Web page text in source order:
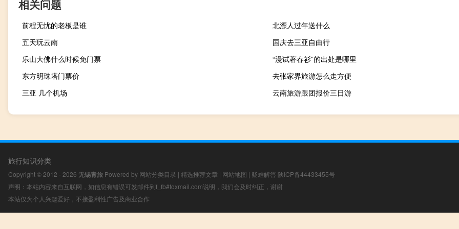
相关问题
前程无忧的老板是谁
北漂人过年送什么
五天玩云南
国庆去三亚自由行
乐山大佛什么时候免门票
“漫试著春衫”的出处是哪里
东方明珠塔门票价
去张家界旅游怎么走方便
三亚 几个机场
云南旅游跟团报价三日游
旅行知识分类
Copyright © 2012 - 2026 无锡青旅 Powered by 网站分类目录 | 精选推荐文章 | 网站地图 | 疑难解答 陕ICP备44433455号
声明：本站内容来自互联网，如信息有错误可发邮件到f_fb#foxmail.com说明，我们会及时纠正，谢谢
本站仅为个人兴趣爱好，不接盈利性广告及商业合作